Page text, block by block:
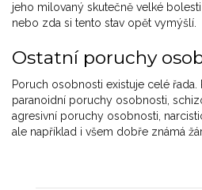
jeho milovaný skutečně velké
nebo zda si tento stav opět vymýšlí.
Ostatní poruchy
Poruch osobnosti existuje celé řada.
paranoidní poruchy osobnosti,
agresivní poruchy osobnosti,
ale například i všem dobře známá